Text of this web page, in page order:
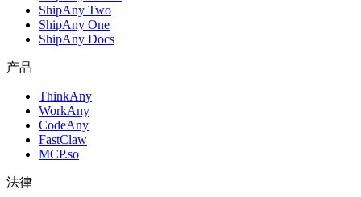
ShipAny Two
ShipAny One
ShipAny Docs
产品
ThinkAny
WorkAny
CodeAny
FastClaw
MCP.so
法律